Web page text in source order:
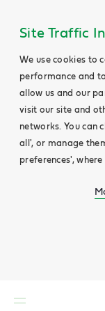
Site Traffic
We use cookies to
performance and
allow us and our
visit our site and
networks. You can
all', or manage
preferences',